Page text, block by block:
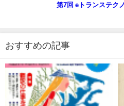
第7回 eトランステク
おすすめの記事